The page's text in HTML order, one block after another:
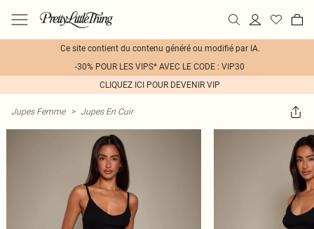
Ce site contient du contenu généré ou modifié par IA.
-30% POUR LES VIPS* AVEC LE CODE : VIP30
CLIQUEZ ICI POUR DEVENIR VIP
Jupes Femme > Jupes En Cuir